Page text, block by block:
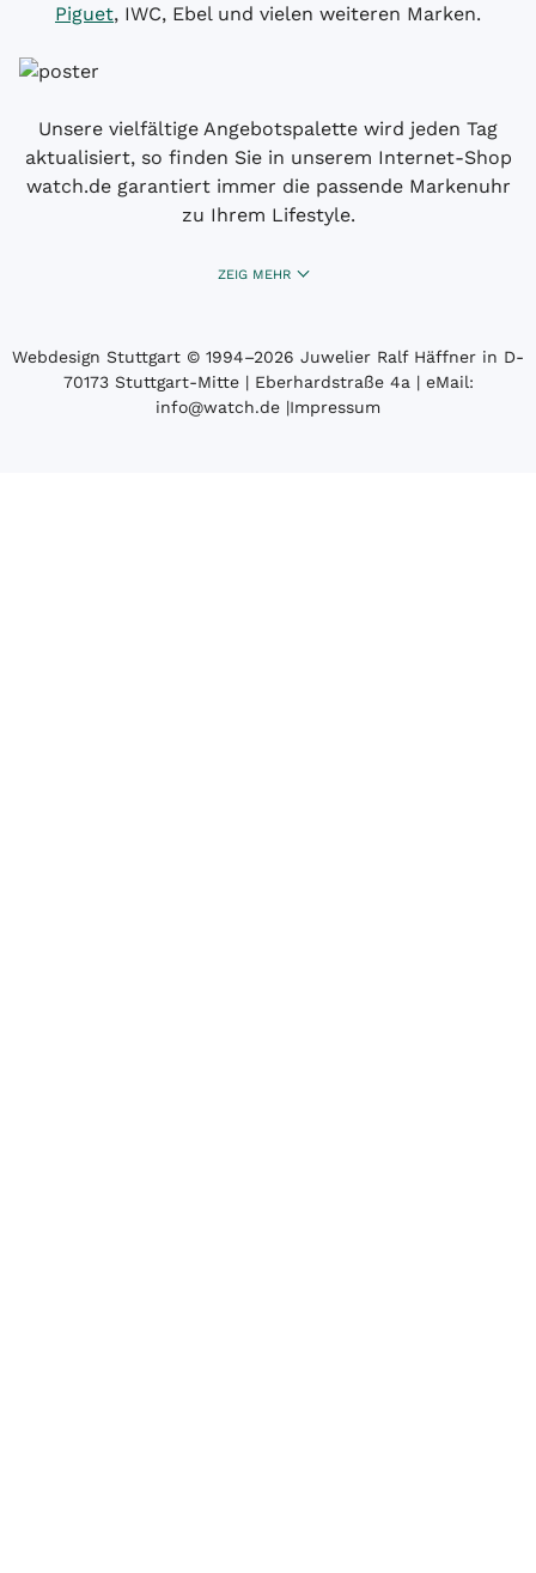
Piguet, IWC, Ebel und vielen weiteren Marken.
Unsere vielfältige Angebotspalette wird jeden Tag
aktualisiert, so finden Sie in unserem Internet-Shop
watch.de garantiert immer die passende Markenuhr
zu Ihrem Lifestyle.
ZEIG MEHR
Webdesign Stuttgart © 1994­–2026 Juwelier Ralf Häffner in D-
70173 Stuttgart-Mitte | Eberhardstraße 4a | eMail:
info@watch.de |Impressum